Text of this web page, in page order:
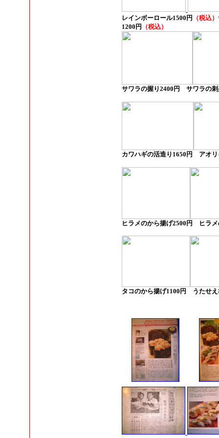
レインボーロール1500 円 （税込）
1200円
（税込）
サワラの握り2400円 サワラの
カワハギの活造り 1650円 アオリ
ヒラメのから揚げ2500円 ヒラ
タコのから揚げ1100円 うたせえ